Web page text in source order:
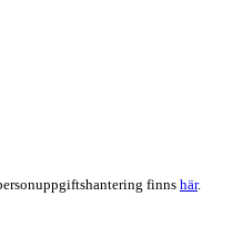
finns här.